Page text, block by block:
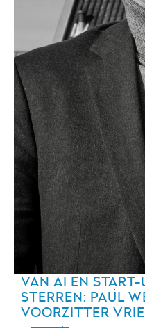
Zonnenburg 2
3512 NL Utrecht
+31 (0)30 820 1420
info@sonnenborgh.nl
VAN AI EN
STERREN: PAUL
VOORZITTER